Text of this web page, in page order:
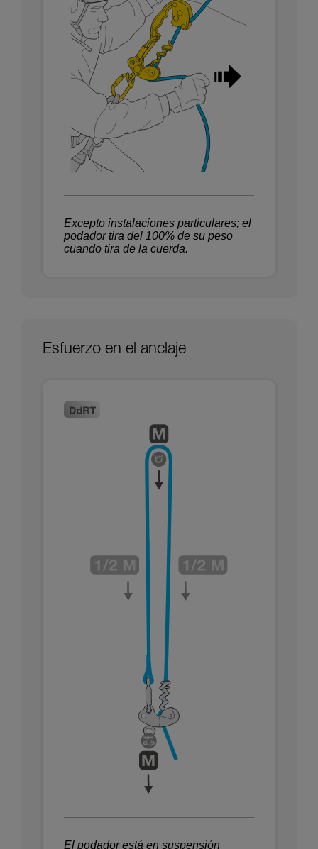
Excepto instalaciones particulares; el
podador tira del 100% de su peso
cuando tira de la cuerda.
Esfuerzo en el anclaje
El podador está en suspensión